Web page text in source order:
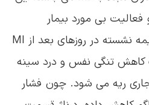
ریه می شود. چون فشار
کاهش داده، درناژ قسمت
شده، بازگشت خون وریدی
کاهش کار قلب می شود.